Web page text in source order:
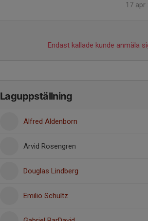
17 apr
Endast kallade kunde anmäla
Laguppställning
Alfred Aldenborn
Arvid Rosengren
Douglas Lindberg
Emilio Schultz